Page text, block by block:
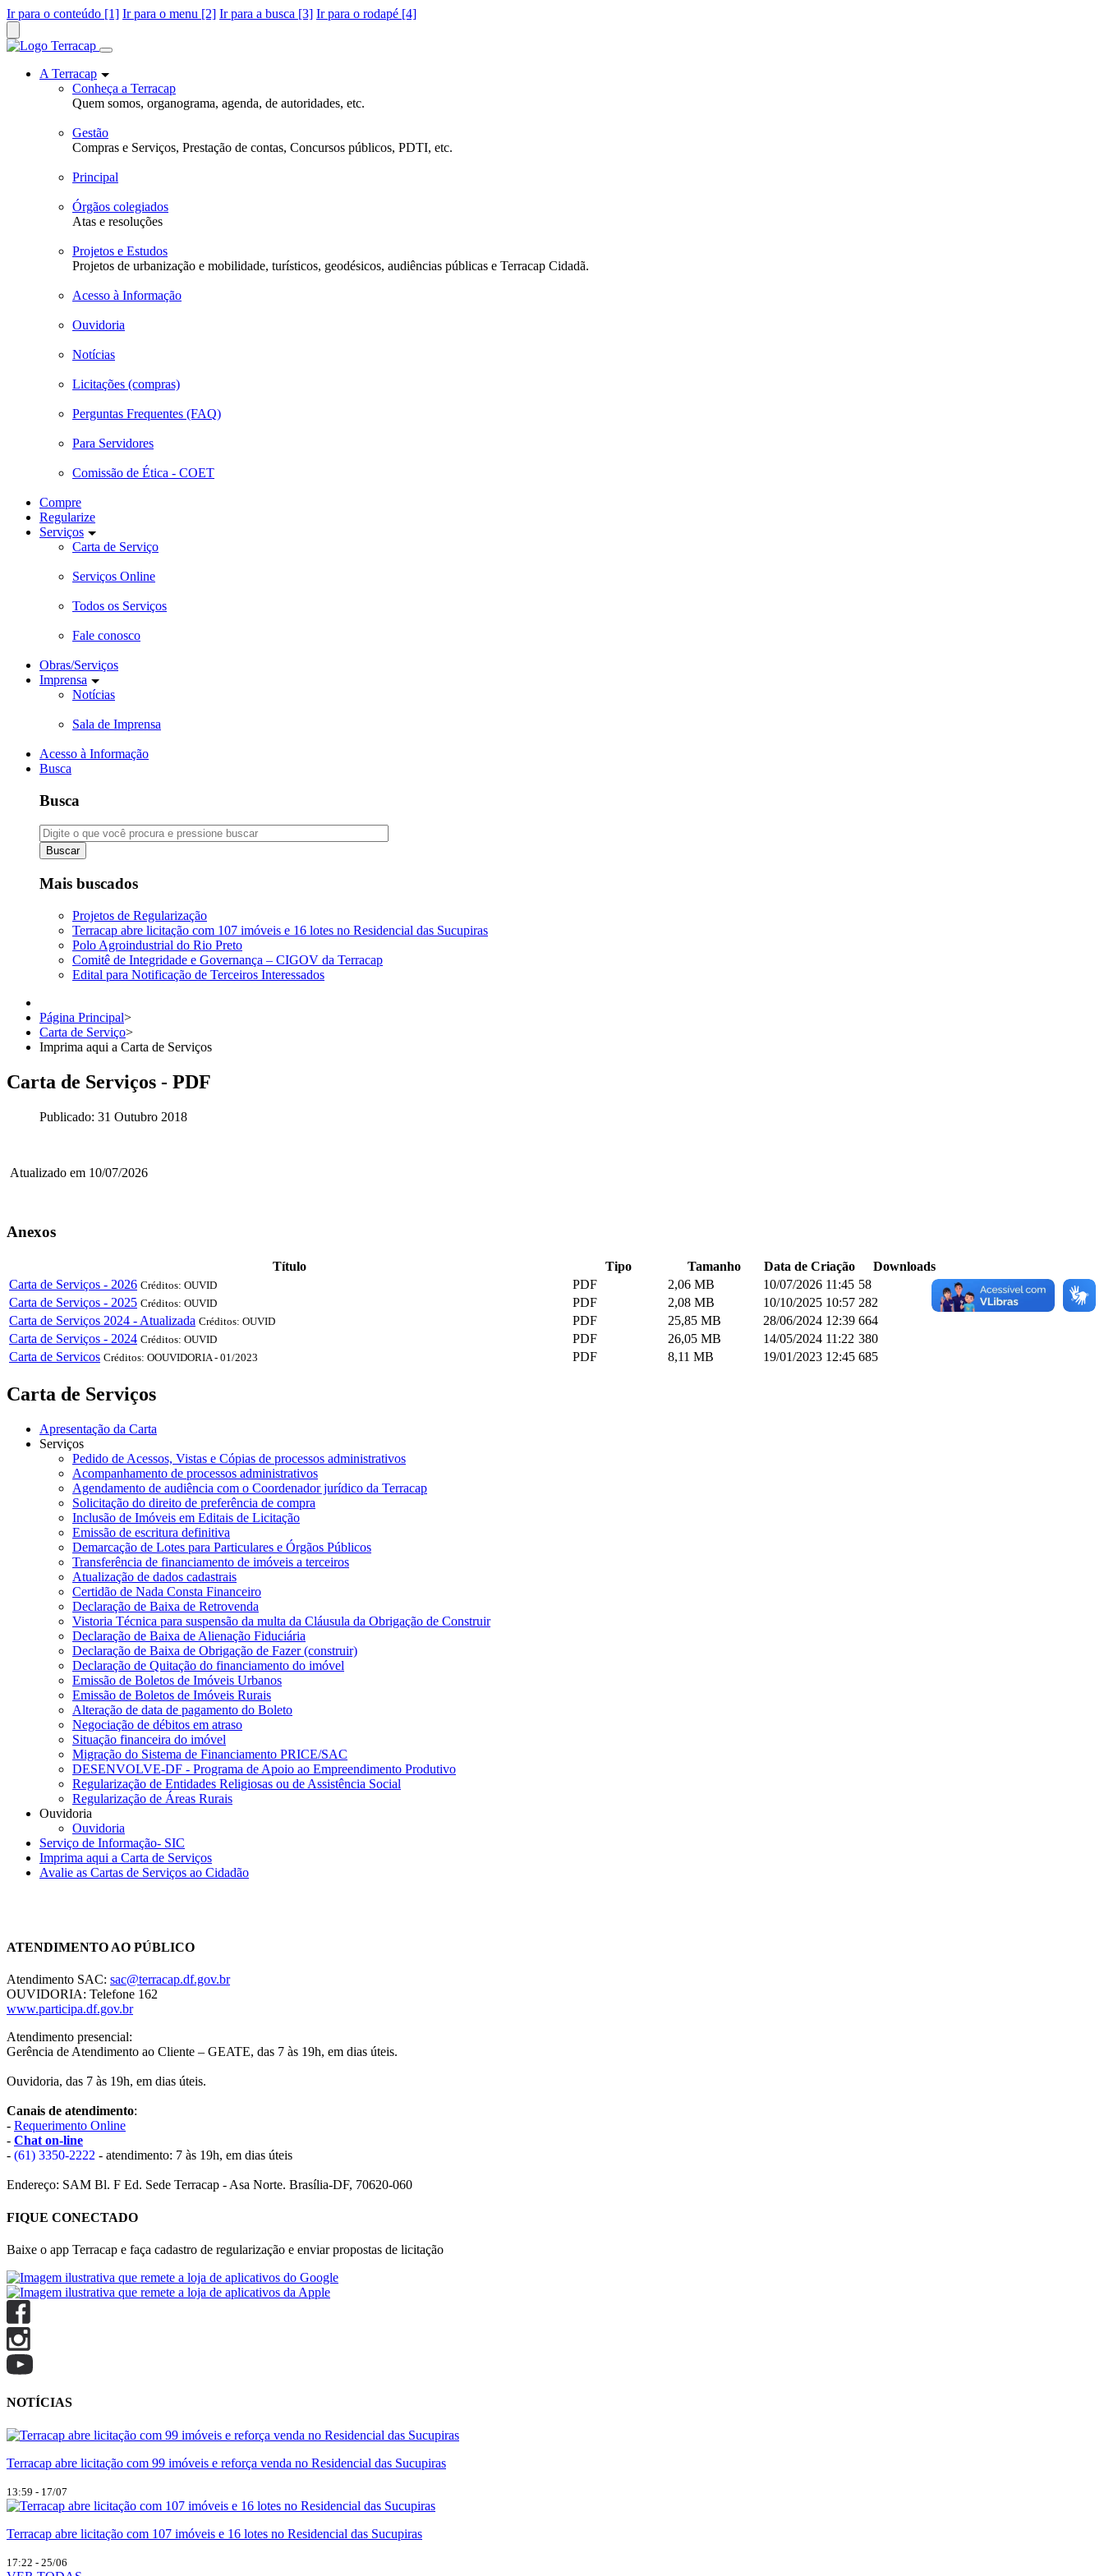
Ir para o conteúdo [1] Ir para o menu [2] Ir para a busca [3] Ir para o rodapé [4]
A Terracap
Conheça a Terracap
Quem somos, organograma, agenda, de autoridades, etc.
Gestão
Compras e Serviços, Prestação de contas, Concursos públicos, PDTI, etc.
Principal
Órgãos colegiados
Atas e resoluções
Projetos e Estudos
Projetos de urbanização e mobilidade, turísticos, geodésicos, audiências públicas e Terracap Cidadã.
Acesso à Informação
Ouvidoria
Notícias
Licitações (compras)
Perguntas Frequentes (FAQ)
Para Servidores
Comissão de Ética - COET
Compre
Regularize
Serviços
Carta de Serviço
Serviços Online
Todos os Serviços
Fale conosco
Obras/Serviços
Imprensa
Notícias
Sala de Imprensa
Acesso à Informação
Busca
Busca
Buscar
Mais buscados
Projetos de Regularização
Terracap abre licitação com 107 imóveis e 16 lotes no Residencial das Sucupiras
Polo Agroindustrial do Rio Preto
Comitê de Integridade e Governança – CIGOV da Terracap
Edital para Notificação de Terceiros Interessados
Página Principal>
Carta de Serviço>
Imprima aqui a Carta de Serviços
Carta de Serviços - PDF
Publicado: 31 Outubro 2018
Atualizado em 10/07/2026
Anexos
Título Tipo Tamanho Data de Criação
Downloads
Carta de Serviços - 2026 Créditos: OUVID PDF 2,06 MB 10/07/2026 11:45 58
Carta de Serviços - 2025 Créditos: OUVID PDF 2,08 MB 10/10/2025 10:57 282
Carta de Serviços 2024 - Atualizada Créditos: OUVID PDF 25,85 MB 28/06/2024 12:39 664
Carta de Serviços - 2024 Créditos: OUVID PDF 26,05 MB 14/05/2024 11:22 380
Carta de Servicos Créditos: OOUVIDORIA - 01/2023 PDF 8,11 MB 19/01/2023 12:45 685
Carta de Serviços
Apresentação da Carta
Serviços
Pedido de Acessos, Vistas e Cópias de processos administrativos
Acompanhamento de processos administrativos
Agendamento de audiência com o Coordenador jurídico da Terracap
Solicitação do direito de preferência de compra
Inclusão de Imóveis em Editais de Licitação
Emissão de escritura definitiva
Demarcação de Lotes para Particulares e Órgãos Públicos
Transferência de financiamento de imóveis a terceiros
Atualização de dados cadastrais
Certidão de Nada Consta Financeiro
Declaração de Baixa de Retrovenda
Vistoria Técnica para suspensão da multa da Cláusula da Obrigação de Construir
Declaração de Baixa de Alienação Fiduciária
Declaração de Baixa de Obrigação de Fazer (construir)
Declaração de Quitação do financiamento do imóvel
Emissão de Boletos de Imóveis Urbanos
Emissão de Boletos de Imóveis Rurais
Alteração de data de pagamento do Boleto
Negociação de débitos em atraso
Situação financeira do imóvel
Migração do Sistema de Financiamento PRICE/SAC
DESENVOLVE-DF - Programa de Apoio ao Empreendimento Produtivo
Regularização de Entidades Religiosas ou de Assistência Social
Regularização de Áreas Rurais
Ouvidoria
Ouvidoria
Serviço de Informação- SIC
Imprima aqui a Carta de Serviços
Avalie as Cartas de Serviços ao Cidadão
ATENDIMENTO AO PÚBLICO
Atendimento SAC: sac@terracap.df.gov.br
OUVIDORIA: Telefone 162
www.participa.df.gov.br
Atendimento presencial:
Gerência de Atendimento ao Cliente – GEATE, das 7 às 19h, em dias úteis.
Ouvidoria, das 7 às 19h, em dias úteis.
Canais de atendimento:
- Requerimento Online
- Chat on-line
- (61) 3350-2222 - atendimento: 7 às 19h, em dias úteis
Endereço: SAM Bl. F Ed. Sede Terracap - Asa Norte. Brasília-DF, 70620-060
FIQUE CONECTADO
Baixe o app Terracap e faça cadastro de regularização e enviar propostas de licitação
NOTÍCIAS
Terracap abre licitação com 99 imóveis e reforça venda no Residencial das Sucupiras
13:59 - 17/07
Terracap abre licitação com 107 imóveis e 16 lotes no Residencial das Sucupiras
17:22 - 25/06